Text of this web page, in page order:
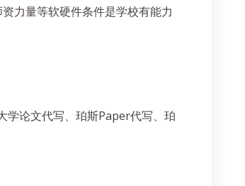
力量等软硬件条件是学校有能力
学论文代写、珀斯Paper代写、珀